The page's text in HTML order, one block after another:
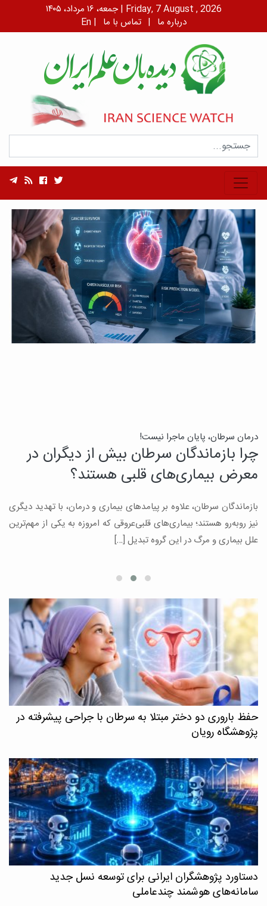
جمعه، ۱۶ مرداد، ۱۴۰۵ | Friday, 7 August , 2026
En | درباره ما | تماس با ما
درمان سرطان، پایان ماجرا نیست!
چرا بازماندگان سرطان بیش از دیگران در
معرض بیماری‌های قلبی هستند؟
بازماندگان سرطان، علاوه بر پیامدهای بیماری و درمان، با تهدید دیگری
نیز روبه‌رو هستند؛ بیماری‌های قلبی‌عروقی که امروزه به یکی از مهم‌ترین
علل بیماری و مرگ در این گروه تبدیل […]
حفظ باروری دو دختر مبتلا به سرطان با جراحی پیشرفته در
پژوهشگاه رویان
دستاورد پژوهشگران ایرانی برای توسعه نسل جدید
سامانه‌های هوشمند چندعاملی